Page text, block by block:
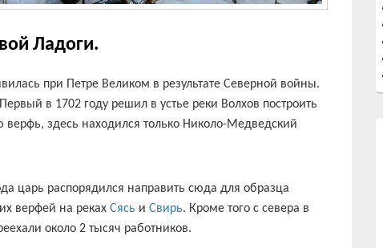
Ладоги.
при Петре Великом в результате Северной войны.
в 1702 году решил в устье реки Волхов построить
верфь, здесь находился только Николо-Медведский
царь распорядился направить сюда для образца
верфей на реках Сясь и Свирь. Кроме того с севера в
около 2 тысяч работников.